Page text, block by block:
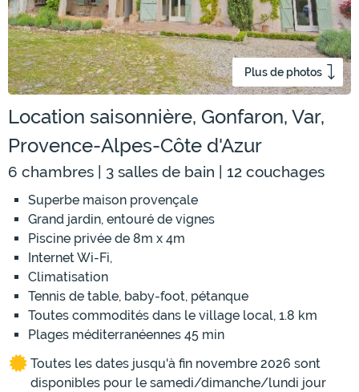
Plus de photos
Location saisonnière, Gonfaron, Var,
Provence-Alpes-Côte d'Azur
6 chambres | 3 salles de bain | 12 couchages
Superbe maison provençale
Grand jardin, entouré de vignes
Piscine privée de 8m x 4m
Internet Wi-Fi,
Climatisation
Tennis de table, baby-foot, pétanque
Toutes commodités dans le village local, 1.8 km
Plages méditerranéennes 45 min
Toutes les dates jusqu'à fin novembre 2026 sont
disponibles pour le samedi/dimanche/lundi jour